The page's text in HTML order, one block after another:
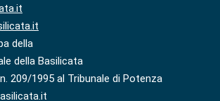
della
della Basilicata
209/1995 al Tribunale di Potenza